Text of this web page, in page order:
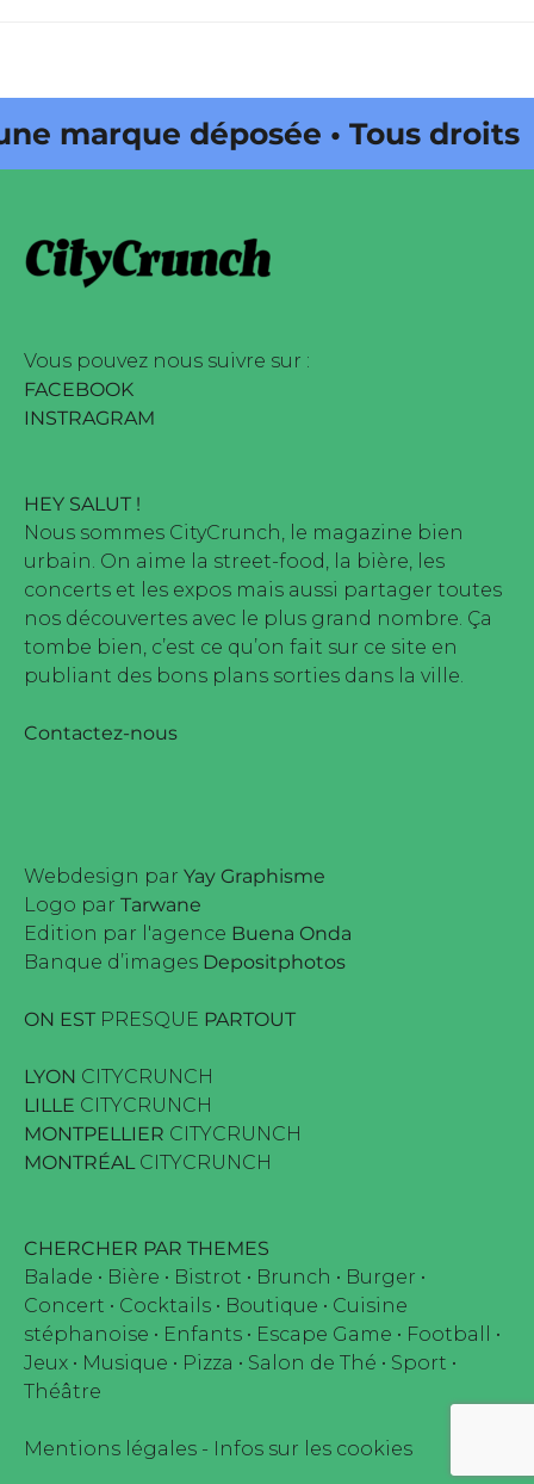
marque déposée • Tous droits
marque déposée • Tous droits
édité par Buena Onda Web •
Vous pouvez nous suivre sur :
FACEBOOK
INSTRAGRAM
HEY SALUT !
Nous sommes CityCrunch, le magazine bien
urbain. On aime la street-food, la bière, les
concerts et les expos mais aussi partager toutes
nos découvertes avec le plus grand nombre. Ça
tombe bien, c’est ce qu’on fait sur ce site en
publiant des bons plans sorties dans la ville.
Contactez-nous
Webdesign par Yay Graphisme
Logo par Tarwane
Edition par l'agence Buena Onda
Banque d’images Depositphotos
ON EST PRESQUE PARTOUT
LYON CITYCRUNCH
LILLE CITYCRUNCH
MONTPELLIER CITYCRUNCH
MONTRÉAL CITYCRUNCH
CHERCHER PAR THEMES
Balade • Bière • Bistrot • Brunch • Burger •
Concert • Cocktails • Boutique • Cuisine
stéphanoise • Enfants • Escape Game • Football
•
Jeux • Musique • Pizza • Salon de Thé • Sport •
Théâtre
Mentions légales - Infos sur les cookies